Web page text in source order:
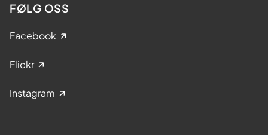
FØLG OSS
Facebook
Flickr
Instagram